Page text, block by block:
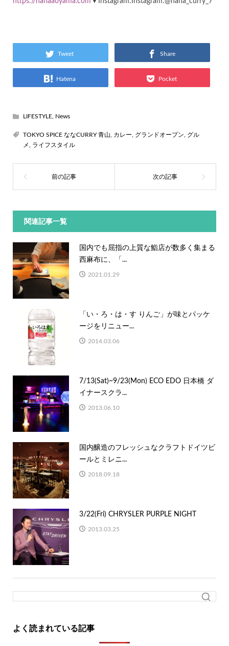
Tweet Share
Hatena Pocket
LIFESTYLE, News
TOKYO SPICE ななCURRY 青山 カレー グランドオープン
グル
メ
ライフスタイル
関連記事一覧
国内でも屈指の上質な鮨店が数多く集まる
西麻布に、「...
2021.01.29
「い・ろ・は・す りんご」が味とパッケ
ージをリニュー...
2014.03.06
7/13(Sat)~9/23(Mon) ECO EDO 日本橋 ダ
イナースクラ...
2013.06.10
国内醸造のフレッシュなクラフトドイツビ
ールとミレニ...
2018.09.18
3/22(Fri) CHRYSLER PURPLE NIGHT
2013.03.25
よく読まれている記事